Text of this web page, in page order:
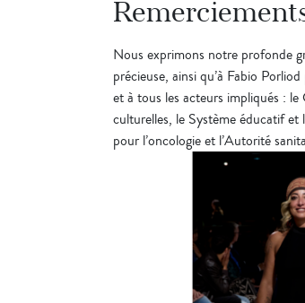
Nous exprimons notre profonde
précieuse, ainsi qu’à Fabio
et à tous les acteurs impliqués :
culturelles, le Système éducatif
pour l’oncologie et l’Autorité